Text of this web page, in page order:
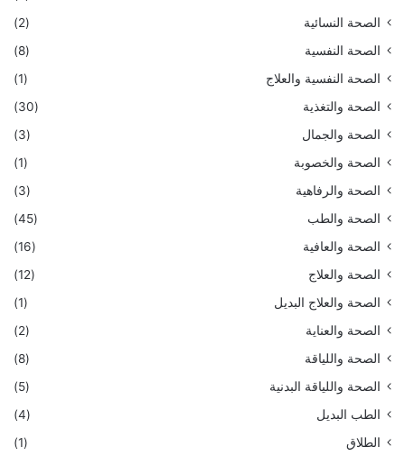
الصحة النسائية
(2)
الصحة النفسية
(8)
الصحة النفسية والعلاج
(1)
الصحة والتغذية
(30)
الصحة والجمال
(3)
الصحة والخصوبة
(1)
الصحة والرفاهية
(3)
الصحة والطب
(45)
الصحة والعافية
(16)
الصحة والعلاج
(12)
الصحة والعلاج البديل
(1)
الصحة والعناية
(2)
الصحة واللياقة
(8)
الصحة واللياقة البدنية
(5)
الطب البديل
(4)
الطلاق
(1)